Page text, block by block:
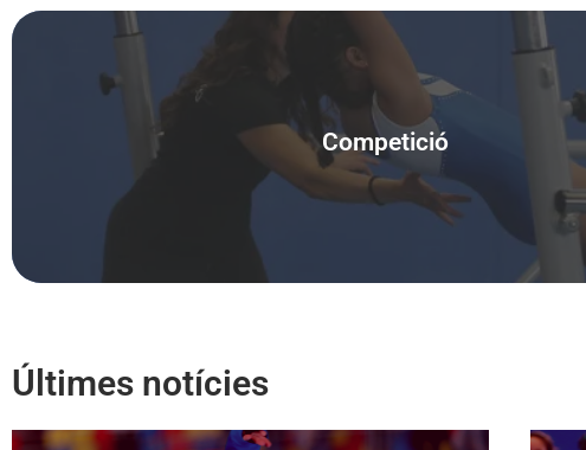
Competició
Pròximament
Últimes notícies